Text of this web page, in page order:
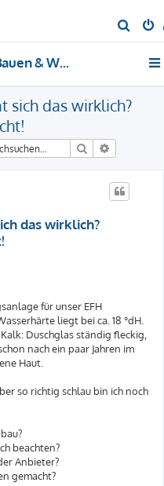
u
Bauen & Wohnen
sich das wirklich?
Suche
das wirklich?
für unser EFH
liegt bei ca. 18 °dH.
Duschglas ständig fleckig,
nach ein paar Jahren im
Haut.
so richtig schlau bin ich noch
beachten?
Anbieter?
gemacht?